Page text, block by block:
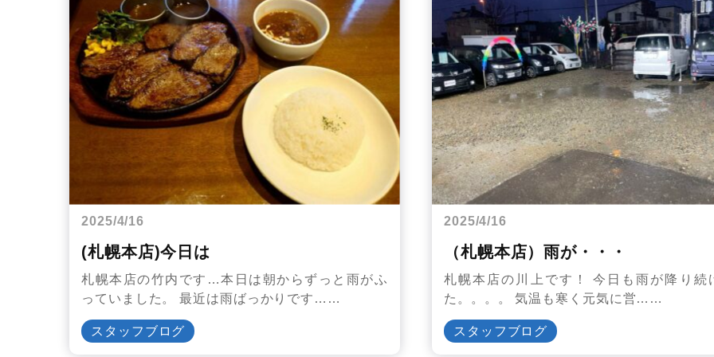
2025/4/16
(札幌本店)今日は
札幌本店の竹内です…本日は朝からずっと雨がふ
っていました。 最近は雨ばっかりです……
スタッフブログ
2025/4/16
（札幌本店）雨が・・・
札幌本店の川上です！ 今日も雨が降り続
た。。。。 気温も寒く元気に営……
スタッフブログ